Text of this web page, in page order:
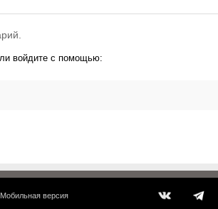
войдите с помощью:
Мобильная версия